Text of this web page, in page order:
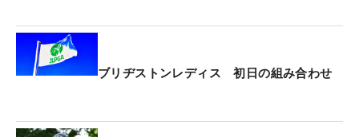
ブリヂストンレディス 初日の組み合わせ